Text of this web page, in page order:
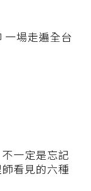
一場走遍全台
一定是忘記
看見的六種